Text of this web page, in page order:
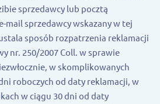
sprzedawcy lub pocztą
mail sprzedawcy wskazany w tej
sposób rozpatrzenia reklamacji
nr. 250/2007 Coll. w sprawie
w skomplikowanych
roboczych od daty reklamacji, w
w ciągu 30 dni od daty